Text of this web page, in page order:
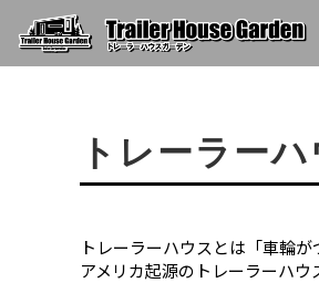
トレーラー
トレーラーハウスとは「車輪
アメリカ起源のトレーラーハウ